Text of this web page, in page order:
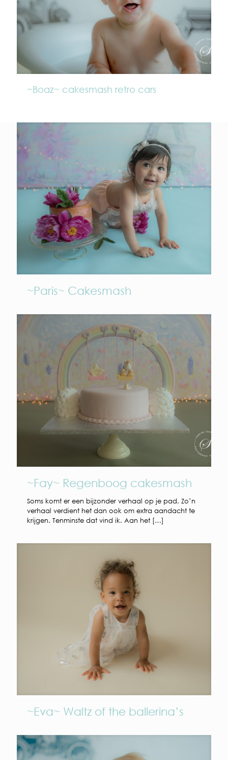
~Boaz~ cakesmash retro cars
~Paris~ Cakesmash
~Fay~ Regenboog cakesmash
Soms komt er een bijzonder verhaal op je pad. Zo’n
verhaal verdient het dan ook om extra aandacht te
krijgen. Tenminste dat vind ik. Aan het […]
~Eva~ Waltz of the ballerina’s